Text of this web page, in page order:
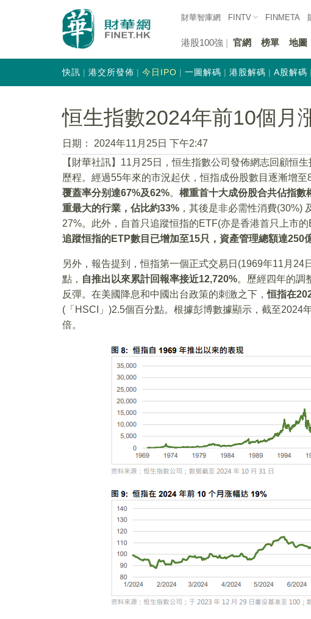
財華智庫網 FINTV FINMETA
港股100強 官網 榜單 地圖
快訊 港交所發佈 今日IPO 一圖解碼 港股解碼 A股解碼
恒生指數2024年前10個月
日期：
2024年11月25日 下午2:47
【財華社訊】11月25日，恒生指數公司發佈網志回顧恒
歷程。經過55年來的市況起伏，恒指成份股數目逐漸增至
覆蓋率分别達67%及62%。 權重首十大成份股合共佔指數
重最大的行業，佔比約33% ，其後是非必需性消費(30%)
27%。此外，自首只追蹤恒指的ETF(亦是香港首只上市的
追蹤恒指的ETP數目已增加至15只，資產管理總額達250
另外，報告提到，恒指第一個正式交易日(1969年11月24
點， 自推出以來累計回報率接近12,720%。歷經四年的調
反彈。在美國降息和中國出台政策的刺激之下，恒指在
(「HSCI」)2.5個百分點。根據彭博數據顯示，截至2024
倍。